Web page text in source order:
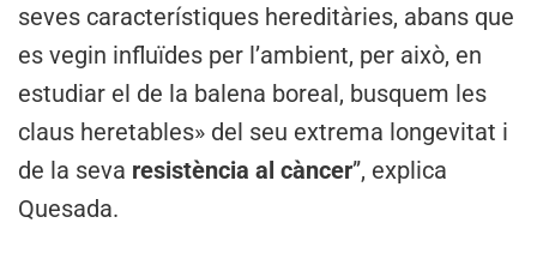
seves característiques hereditàries, abans que
es vegin influïdes per l’ambient, per això, en
estudiar el de la balena boreal, busquem les
claus heretables» del seu extrema longevitat i
de la seva resistència al càncer”, explica
Quesada.